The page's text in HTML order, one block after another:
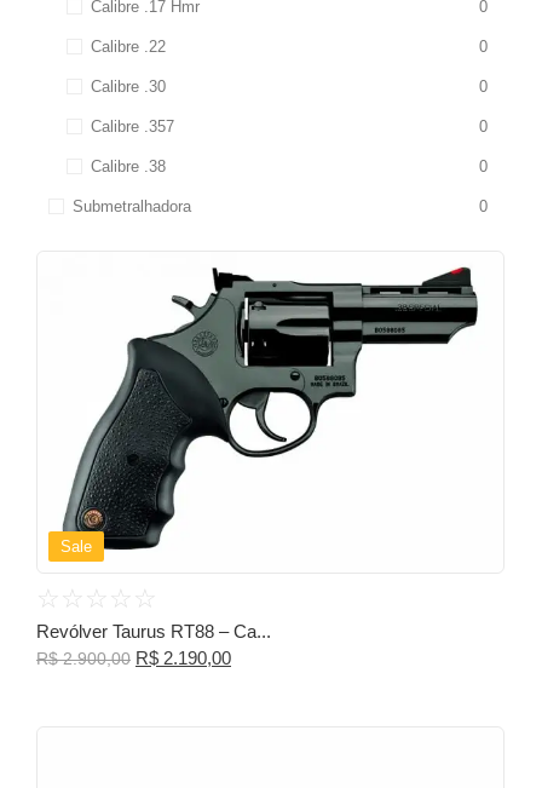
Calibre .17 Hmr 0
Calibre .22 0
Calibre .30 0
Calibre .357 0
Calibre .38 0
Submetralhadora 0
Sale
☆ ☆ ☆ ☆ ☆
Revólver Taurus RT88 – Ca...
R$2.900,00 R$ 2.190,00